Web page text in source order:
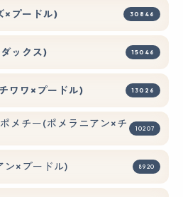
×プードル) 30846
ックス) 15046
ワワ×プードル) 13026
メチー(ポメラニアン×チ 10207
ン×プードル) 8920